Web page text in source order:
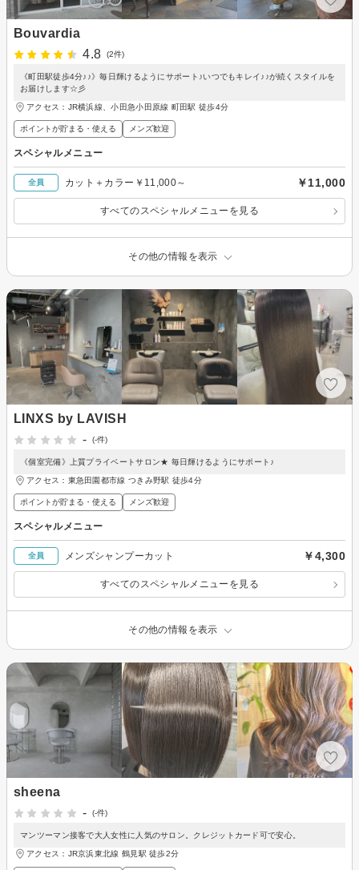
Bouvardia
4.8
(2件)
《町田駅徒歩4分♪♪》毎日輝けるようにサポート♪いつでもキレイ♪♪が続くスタイルを
お届けします☆彡
アクセス：JR横浜線、小田急小田原線 町田駅 徒歩4分
ポイントが貯まる・使える メンズ歓迎
スペシャルメニュー
全員 カット＋カラー￥11,000～ ￥11,000
すべてのスペシャルメニューを見る
その他の情報を表示
LINXS by LAVISH
-
(-件)
《個室完備》上質プライベートサロン★ 毎日輝けるようにサポート♪
アクセス：東急田園都市線 つきみ野駅 徒歩4分
ポイントが貯まる・使える メンズ歓迎
スペシャルメニュー
全員 メンズシャンプーカット ￥4,300
すべてのスペシャルメニューを見る
その他の情報を表示
sheena
-
(-件)
マンツーマン接客で大人女性に人気のサロン。クレジットカード可で安心。
アクセス：JR京浜東北線 鶴見駅 徒歩2分